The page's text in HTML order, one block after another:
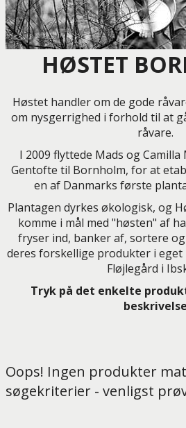
HØSTET
Høstet handler om de gode
om nysgerrighed i forhold til at
råvare.
I 2009 flyttede Mads og
Gentofte til Bornholm, for at
en af Danmarks første
Plantagen dyrkes økologisk, og
komme i mål med "høsten" af
fryser ind, banker af, sortere
deres forskellige produkter i
Fløjlegård i
Tryk på det enkelte
beskrivelse
Oops! Ingen produkter
søgekriterier - venligst